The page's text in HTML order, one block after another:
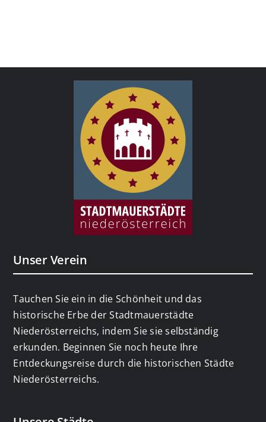
Unser Verein
Tauchen Sie ein in die Schönheit und das
historische Erbe der Stadtmauerstädte
Niederösterreichs, indem Sie sie selbständig
erkunden. Beginnen Sie noch heute Ihre
Entdeckungsreise durch die historischen Städte
Niederösterreichs.